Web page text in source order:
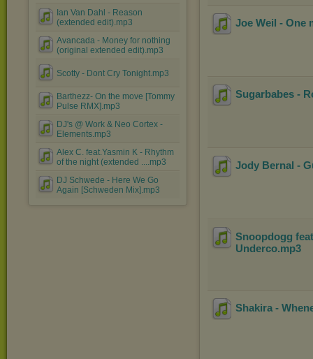
Ian Van Dahl - Reason
(extended edit).mp3
Avancada - Money for nothing
(original extended edit).mp3
Scotty - Dont Cry Tonight.mp3
Barthezz- On the move [Tommy
Pulse RMX].mp3
DJ's @ Work & Neo Cortex -
Elements.mp3
Alex C. feat.Yasmin K - Rhythm
of the night (extended ....mp3
DJ Schwede - Here We Go
Again [Schweden Mix].mp3
Joe Weil - One
Sugarbabes -
Jody Bernal -
Snoopdogg
Underco.mp3
Shakira -